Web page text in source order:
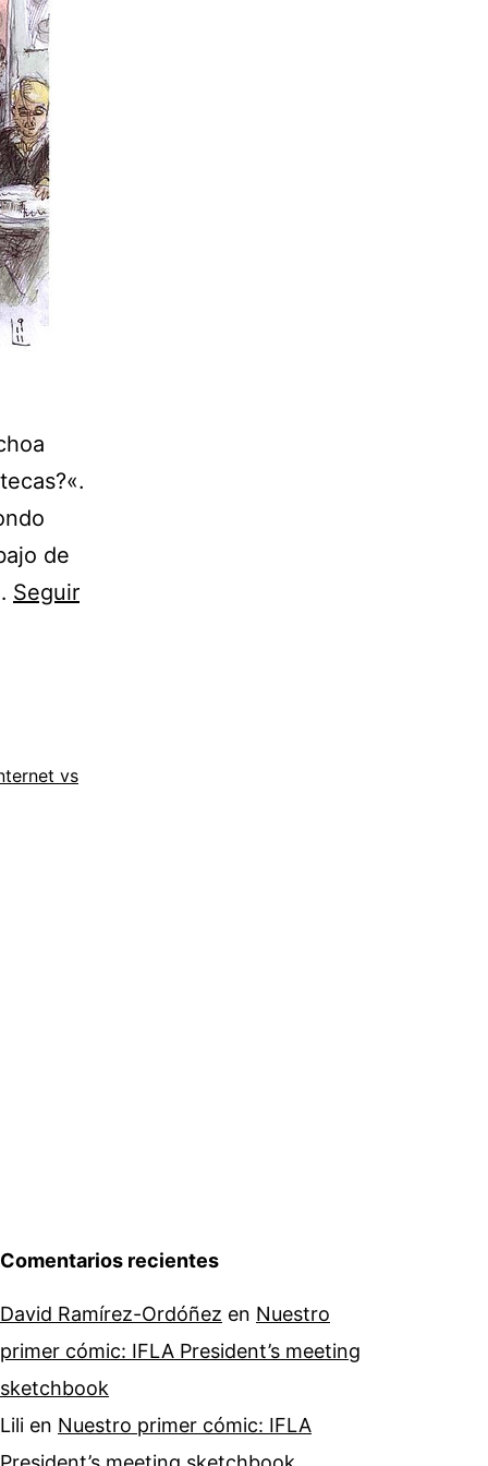
de
Seguir
vs
Comentarios recientes
David Ramírez-Ordóñez en Nuestro
primer cómic: IFLA President’s meeting
sketchbook
Lili en Nuestro primer cómic: IFLA